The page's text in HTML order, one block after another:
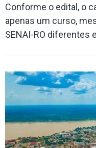
Conforme o edital, o
apenas um curso,
SENAI-RO diferentes